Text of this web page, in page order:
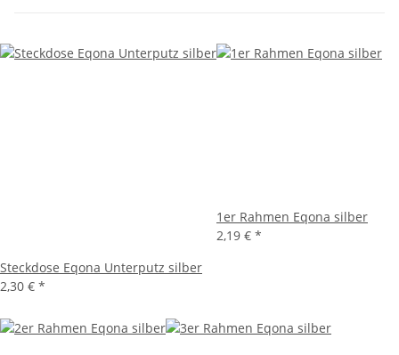
Steckdose Eqona Unterputz silber
2,30 € *
1er Rahmen Eqona silber
2,19 € *